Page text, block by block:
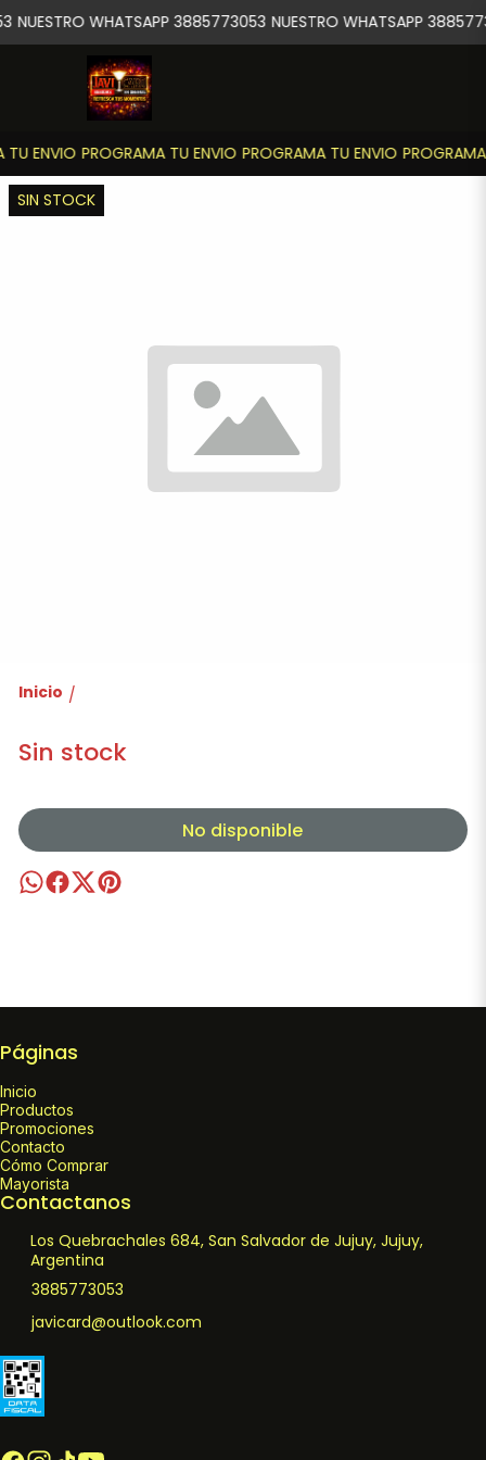
ENVIO PROGRAMA TU ENVIO PROGRAMA TU ENVIO
NUESTRO WHATSAPP 3885773053 NUESTRO WHATSAPP
SIN STOCK
Inicio /
Sin stock
No disponible
Páginas
Inicio
Productos
Promociones
Contacto
Cómo Comprar
Mayorista
Contactanos
Los Quebrachales 684, San Salvador de Jujuy, Jujuy,
Argentina
3885773053
javicard@outlook.com